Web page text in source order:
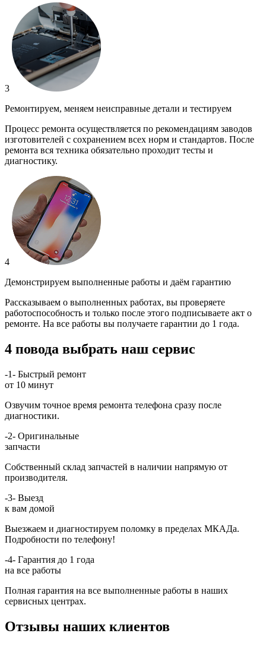
3
Ремонтируем, меняем неисправные детали и тестируем
Процесс ремонта осуществляется по рекомендациям заводов
изготовителей с сохранением всех норм и стандартов. После
ремонта вся техника обязательно проходит тесты и
диагностику.
4
Демонстрируем выполненные работы и даём гарантию
Рассказываем о выполненных работах, вы проверяете
работоспособность и только после этого подписываете акт о
ремонте. На все работы вы получаете гарантии до 1 года.
4 повода выбрать наш сервис
-1- Быстрый ремонт
от 10 минут
Озвучим точное время ремонта телефона сразу после
диагностики.
-2- Оригинальные
запчасти
Собственный склад запчастей в наличии напрямую от
производителя.
-3- Выезд
к вам домой
Выезжаем и диагностируем поломку в пределах МКАДа.
Подробности по телефону!
-4- Гарантия до 1 года
на все работы
Полная гарантия на все выполненные работы в наших
сервисных центрах.
Отзывы наших клиентов